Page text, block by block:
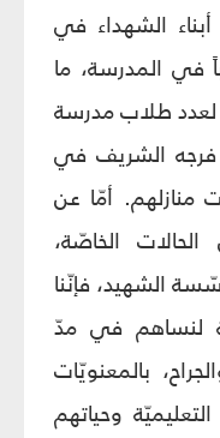
الشهداء في
بلغ نحو 75 طالباً في المدرسة، ما
لعدد طلاب مدرسة
فرجه الشريف في
منازلهم. أمّا عن
الخاصّة،
الشهيد، فإنّنا
لنساهم في مدّ
بالمعنويّات
وحياتهم